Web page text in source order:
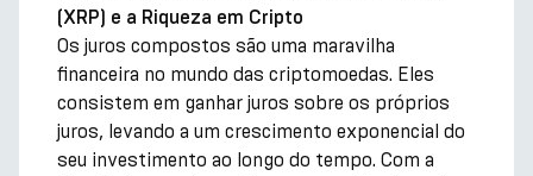
(XRP) e a Riqueza em Cripto
Os juros compostos são uma maravilha
financeira no mundo das criptomoedas. Eles
consistem em ganhar juros sobre os próprios
juros, levando a um crescimento exponencial do
seu investimento ao longo do tempo. Com a